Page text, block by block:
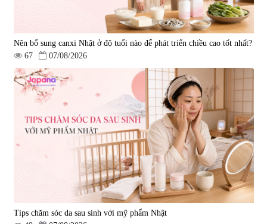
Nên bổ sung canxi Nhật ở độ tuổi nào để phát triển chiều cao tốt nhất?
67
07/08/2026
Tips chăm sóc da sau sinh với mỹ phẩm Nhật